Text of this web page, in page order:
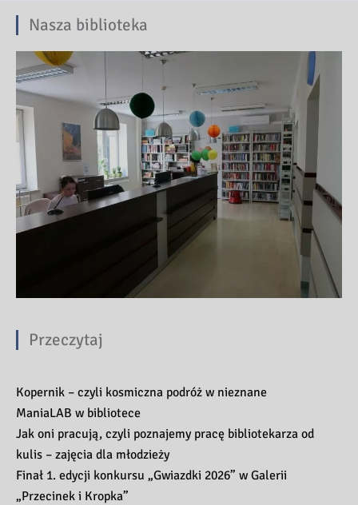
Nasza biblioteka
Przeczytaj
Kopernik – czyli kosmiczna podróż w nieznane
ManiaLAB w bibliotece
Jak oni pracują, czyli poznajemy pracę bibliotekarza od
kulis – zajęcia dla młodzieży
Finał 1. edycji konkursu „Gwiazdki 2026” w Galerii
„Przecinek i Kropka”